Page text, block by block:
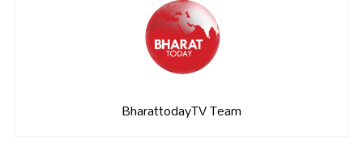
BharattodayTV Team